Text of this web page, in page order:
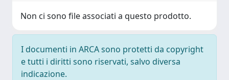
Non ci sono file associati a questo prodotto.
I documenti in ARCA sono protetti da copyright
e tutti i diritti sono riservati, salvo diversa
indicazione.